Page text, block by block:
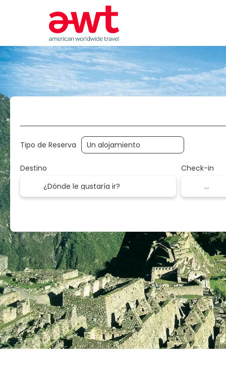
Tipo de Reserva
Destino Check-in